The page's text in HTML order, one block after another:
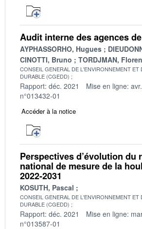
Audit interne des agences de
AYPHASSORHO, Hugues
CINOTTI, Bruno
TORDJMAN,
CONSEIL GENERAL DE L'ENVIRONNEMENT ET
DURABLE (CGEDD)
Rapport: déc. 2021 Mise en ligne:
n°013432-01
Accéder à la notice
Perspectives d’évolution du
national de mesure de la
2022-2031
KOSUTH, Pascal
CONSEIL GENERAL DE L'ENVIRONNEMENT ET
DURABLE (CGEDD)
Rapport: déc. 2021 Mise en ligne:
n°013587-01